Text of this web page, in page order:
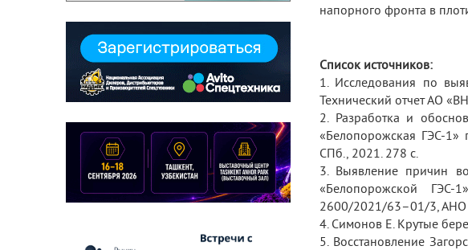
напорного фронта в
Список источников:
1. Исследования по
Технический отчет АО
2. Разработка и
«Белопорожская
СПб., 2021. 278 с.
3. Выявление причин
«Белопорожской
2600/2021/63–01/3,
4. Симонов Е. Крутые
5. Восстановление